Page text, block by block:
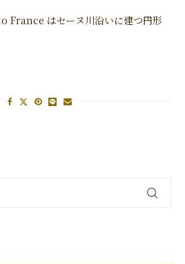
France はセーヌ川沿いに建つ円形